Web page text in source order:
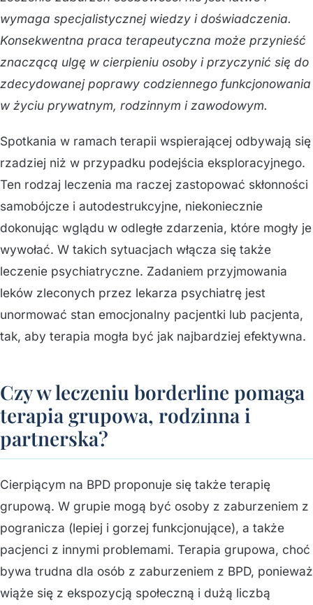
wymaga specjalistycznej wiedzy i doświadczenia.
Konsekwentna praca terapeutyczna może przynieść
znaczącą ulgę w cierpieniu osoby i przyczynić się do
zdecydowanej poprawy codziennego funkcjonowania
w życiu prywatnym, rodzinnym i zawodowym.
Spotkania w ramach terapii wspierającej odbywają się
rzadziej niż w przypadku podejścia eksploracyjnego.
Ten rodzaj leczenia ma raczej zastopować skłonności
samobójcze i autodestrukcyjne, niekoniecznie
dokonując wglądu w odległe zdarzenia, które mogły je
wywołać. W takich sytuacjach włącza się także
leczenie psychiatryczne. Zadaniem przyjmowania
leków zleconych przez lekarza psychiatrę jest
unormować stan emocjonalny pacjentki lub pacjenta,
tak, aby terapia mogła być jak najbardziej efektywna.
Czy w leczeniu borderline pomaga
terapia grupowa, rodzinna i
partnerska?
Cierpiącym na BPD proponuje się także terapię
grupową. W grupie mogą być osoby z zaburzeniem z
pogranicza (lepiej i gorzej funkcjonujące), a także
pacjenci z innymi problemami. Terapia grupowa, choć
bywa trudna dla osób z zaburzeniem z BPD, ponieważ
wiąże się z ekspozycją społeczną i dużą liczbą